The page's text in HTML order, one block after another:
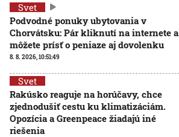
Svet
Podvodné ponuky ubytovania v
Chorvátsku: Pár kliknutí na internete a
môžete prísť o peniaze aj dovolenku
8. 8. 2026, 10:51:49
Svet
Rakúsko reaguje na horúčavy, chce
zjednodušiť cestu ku klimatizáciám.
Opozícia a Greenpeace žiadajú iné
riešenia